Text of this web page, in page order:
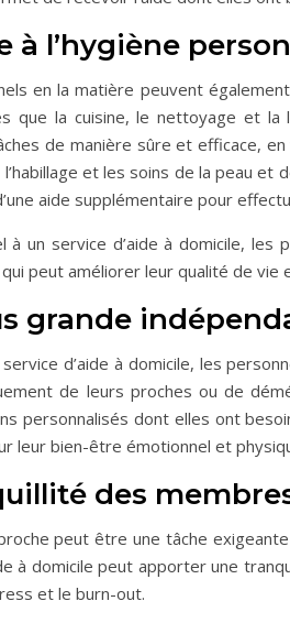
à l’hygiène
en la matière peuvent
que la cuisine, le nettoyage et la
de manière sûre et efficace,
l’habillage et les soins de la peau
aide supplémentaire pour
à un service d’aide à domicile,
peut améliorer leur qualité de vie
grande
service d’aide à domicile, les
de leurs proches ou de
personnalisés dont elles ont
leur bien-être émotionnel et
des
proche peut être une tâche
à domicile peut apporter une
et le burn-out.